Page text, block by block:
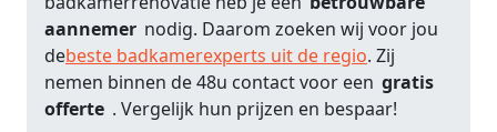
aannemer nodig. Daarom zoeken wij voor jou
debeste badkamerexperts uit de regio. Zij
nemen binnen de 48u contact voor een gratis
offerte . Vergelijk hun prijzen en bespaar!